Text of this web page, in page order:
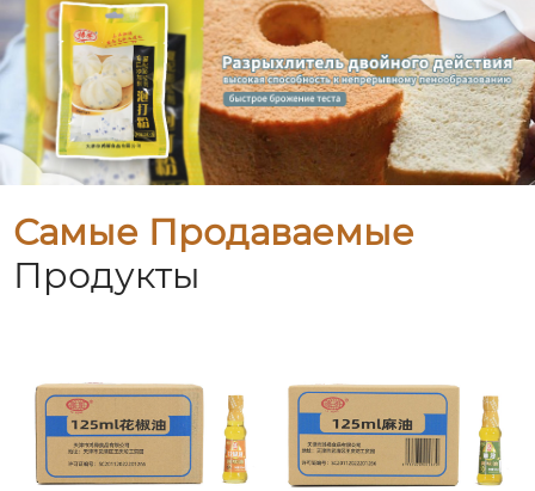
Самые Продаваемые
Продукты